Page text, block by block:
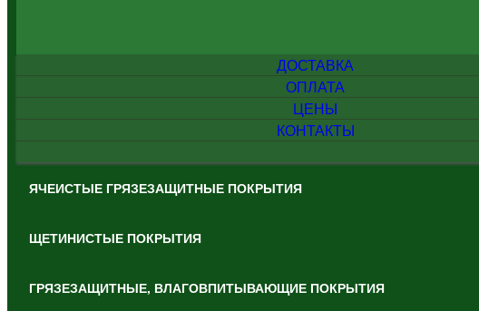
ДОСТАВКА
ОПЛАТА
ЦЕНЫ
КОНТАКТЫ
ЯЧЕИСТЫЕ ГРЯЗЕЗАЩИТНЫЕ ПОКРЫТИЯ
ЩЕТИНИСТЫЕ ПОКРЫТИЯ
ГРЯЗЕЗАЩИТНЫЕ, ВЛАГОВПИТЫВАЮЩИЕ ПОКРЫТИЯ